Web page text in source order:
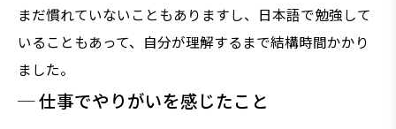
まだ慣れていないこともありますし、日本語で勉強して
いることもあって、自分が理解するまで結構時間かかり
ました。
─ 仕事でやりがいを感じたこと